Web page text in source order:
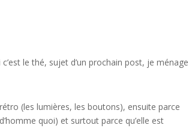
le thé, sujet d’un prochain post, je ménage
(les lumières, les boutons), ensuite parce
quoi) et surtout parce qu’elle est